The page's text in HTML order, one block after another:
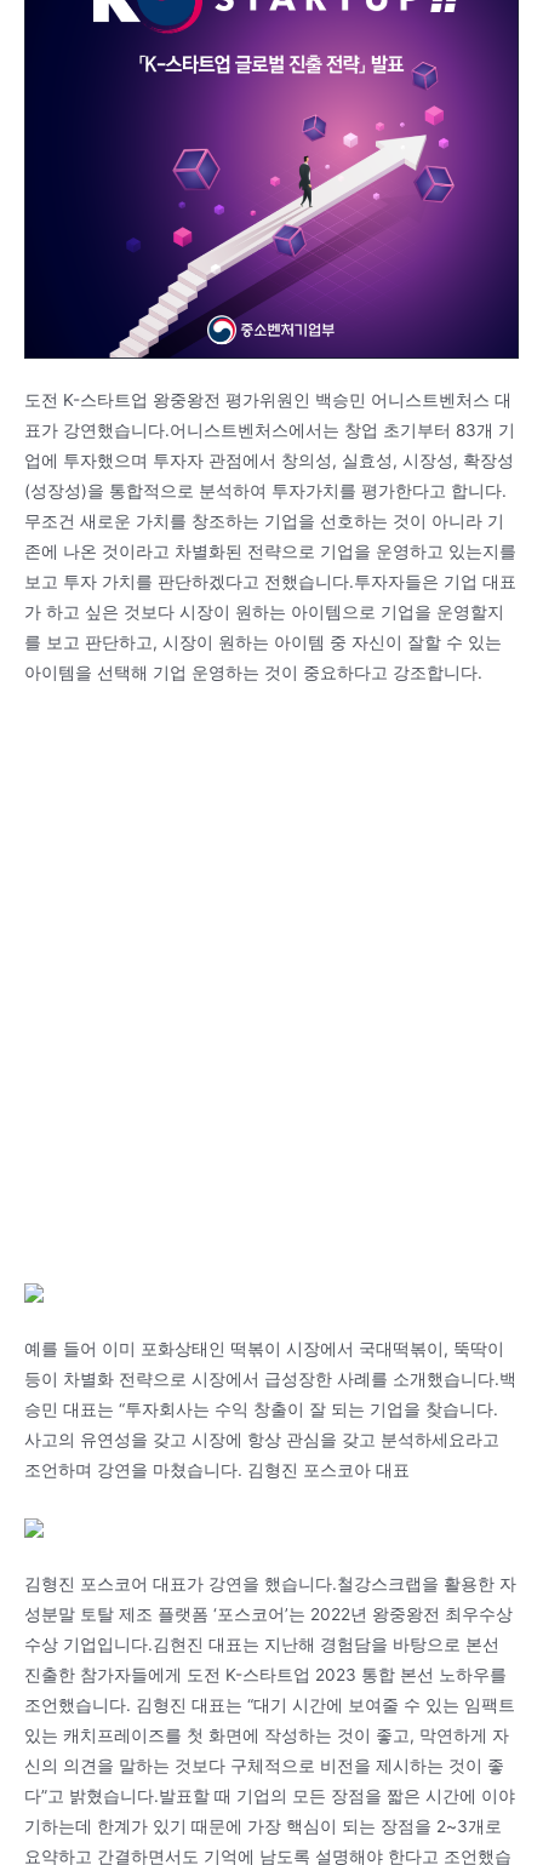
도전 K-스타트업 왕중왕전 평가위원인 백승민 어니스트벤처스 대
표가 강연했습니다.어니스트벤처스에서는 창업 초기부터 83개 기
업에 투자했으며 투자자 관점에서 창의성, 실효성, 시장성, 확장성
(성장성)을 통합적으로 분석하여 투자가치를 평가한다고 합니다.
무조건 새로운 가치를 창조하는 기업을 선호하는 것이 아니라 기
존에 나온 것이라고 차별화된 전략으로 기업을 운영하고 있는지를
보고 투자 가치를 판단하겠다고 전했습니다.투자자들은 기업 대표
가 하고 싶은 것보다 시장이 원하는 아이템으로 기업을 운영할지
를 보고 판단하고, 시장이 원하는 아이템 중 자신이 잘할 수 있는
아이템을 선택해 기업 운영하는 것이 중요하다고 강조합니다.
예를 들어 이미 포화상태인 떡볶이 시장에서 국대떡볶이, 뚝딱이
등이 차별화 전략으로 시장에서 급성장한 사례를 소개했습니다.백
승민 대표는 “투자회사는 수익 창출이 잘 되는 기업을 찾습니다.
사고의 유연성을 갖고 시장에 항상 관심을 갖고 분석하세요라고
조언하며 강연을 마쳤습니다. 김형진 포스코아 대표
김형진 포스코어 대표가 강연을 했습니다.철강스크랩을 활용한 자
성분말 토탈 제조 플랫폼 ‘포스코어’는 2022년 왕중왕전 최우수상
수상 기업입니다.김현진 대표는 지난해 경험담을 바탕으로 본선
진출한 참가자들에게 도전 K-스타트업 2023 통합 본선 노하우를
조언했습니다. 김형진 대표는 “대기 시간에 보여줄 수 있는 임팩트
있는 캐치프레이즈를 첫 화면에 작성하는 것이 좋고, 막연하게 자
신의 의견을 말하는 것보다 구체적으로 비전을 제시하는 것이 좋
다”고 밝혔습니다.발표할 때 기업의 모든 장점을 짧은 시간에 이야
기하는데 한계가 있기 때문에 가장 핵심이 되는 장점을 2~3개로
요약하고 간결하면서도 기억에 남도록 설명해야 한다고 조언했습